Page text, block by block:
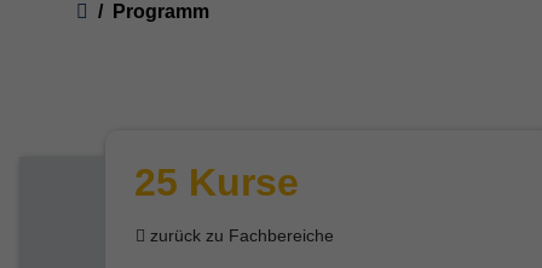
Programm
25 Kurse
zurück zu Fachbereiche